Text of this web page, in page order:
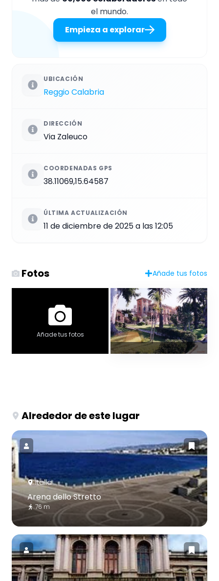
el mundo.
Empieza a explorar
UBICACIÓN
Reggio Calabria
DIRECCIÓN
Via Zaleuco
COORDENADAS GPS
38.11069,15.64587
ÚLTIMA ACTUALIZACIÓN
11 de diciembre de 2025 a las 12:05
Fotos Añade tus fotos
Añade tus fotos
Alrededor de este lugar
Italia
Arena dello Stretto
76 m